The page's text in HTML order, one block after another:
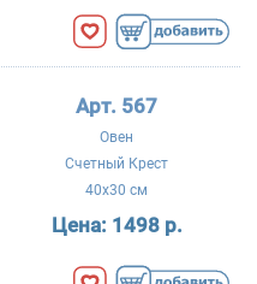
Арт. 567
Овен
Счетный Крест
40x30 см
Цена: 1498 р.